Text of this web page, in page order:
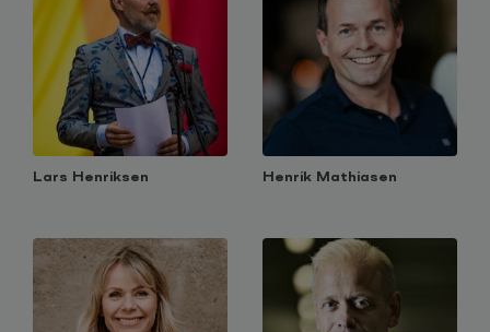
Lars Henriksen Henrik Mathiasen